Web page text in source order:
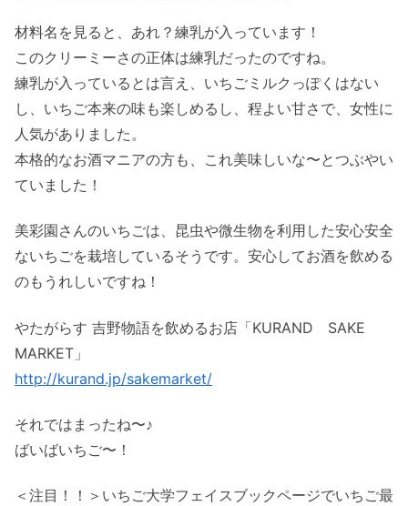
材料名を見ると、あれ？練乳が入っています！
このクリーミーさの正体は練乳だったのですね。
練乳が入っているとは言え、いちごミルクっぽくはない
し、いちご本来の味も楽しめるし、程よい甘さで、女性に
人気がありました。
本格的なお酒マニアの方も、これ美味しいな〜とつぶやい
ていました！
美彩園さんのいちごは、昆虫や微生物を利用した安心安全
ないちごを栽培しているそうです。安心してお酒を飲める
のもうれしいですね！
やたがらす 吉野物語を飲めるお店「KURAND SAKE
MARKET」
http://kurand.jp/sakemarket/
それではまったね〜♪
ばいばいちご〜！
＜注目！！＞いちご大学フェイスブックページでいちご最